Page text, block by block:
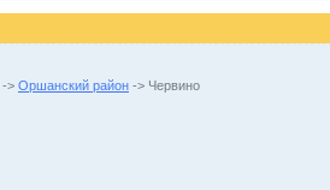
-> Оршанский район -> Червино